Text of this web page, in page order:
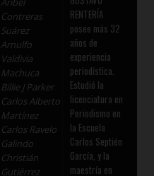
Contreras
Suárez
Arnulfo
Valdivia
Machuca
Billie J Parker
Carlos Alberto
Martínez
Carlos Ravelo
Galindo
Christián
Gutiérrez
RENTERÍA
posee más 32
años de
experiencia
periodística.
Estudió la
licenciatura en
Periodismo en
la Escuela
Carlos Septién
García, y la
maestría en